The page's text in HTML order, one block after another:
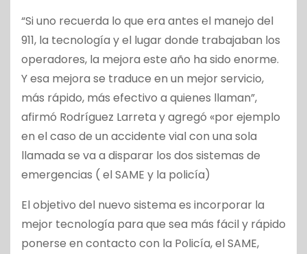
“Si uno recuerda lo que era antes el manejo del
911, la tecnología y el lugar donde trabajaban los
operadores, la mejora este año ha sido enorme.
Y esa mejora se traduce en un mejor servicio,
más rápido, más efectivo a quienes llaman”,
afirmó Rodríguez Larreta y agregó «por ejemplo
en el caso de un accidente vial con una sola
llamada se va a disparar los dos sistemas de
emergencias ( el SAME y la policía)
El objetivo del nuevo sistema es incorporar la
mejor tecnología para que sea más fácil y rápido
ponerse en contacto con la Policía, el SAME,